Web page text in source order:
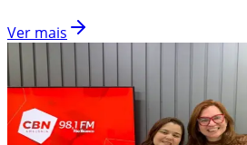
Ver mais